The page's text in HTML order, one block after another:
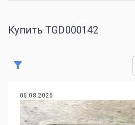
Купить TGD000142
06.08.2026